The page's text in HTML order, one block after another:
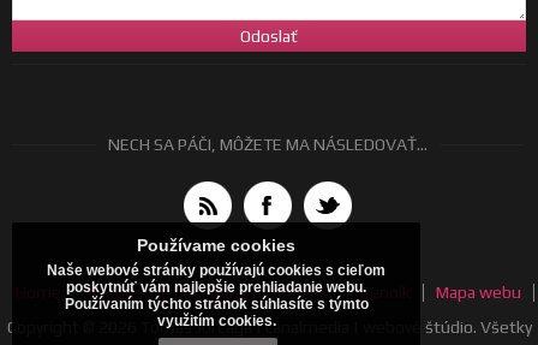
NECH SA PÁČI, MÔŽETE MA NÁSLEDOVAŤ...
Všeobecné obchodné podmienky Cenník
Mapa webu
Copyright © 2026 Tomáš Jurčaga | canalmedia | webové štúdio. Všetky
Používame cookies
Naše webové stránky používajú cookies s cieľom
poskytnúť vám najlepšie prehliadanie webu.
Používaním týchto stránok súhlasíte s týmto
využitím cookies.